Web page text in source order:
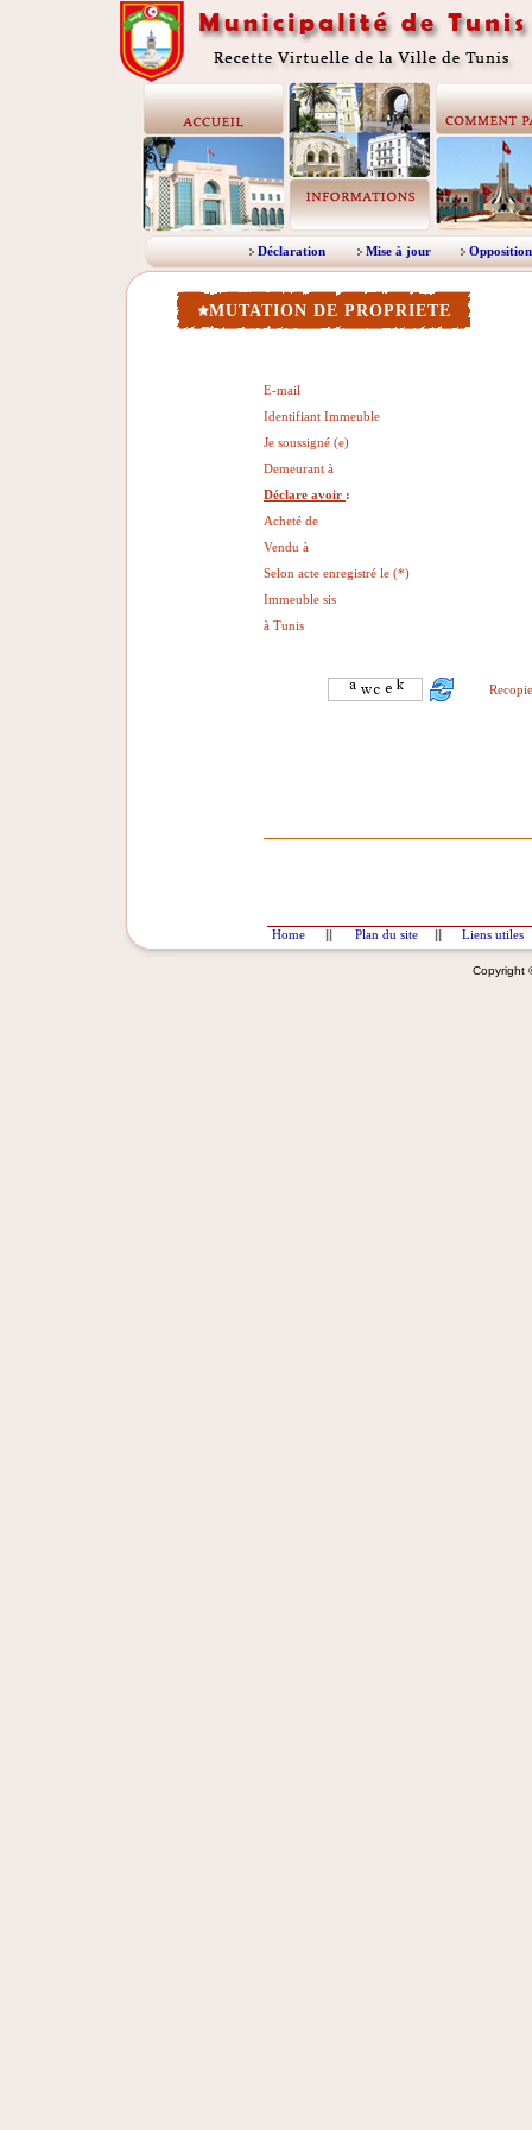
Déclaration Mise à jour Opposition
MUTATION DE PROPRIETE
E-mail
Identifiant Immeuble
Je soussigné (e)
Demeurant à
Déclare avoir :
Acheté de
Vendu à
Selon acte enregistré le (*)
Immeuble sis
à Tunis
Home || Plan du site || Liens utiles
Copyright